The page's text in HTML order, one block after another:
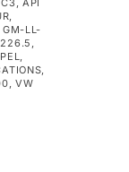
, API
,
GM-LL-
,
,
,
, VW